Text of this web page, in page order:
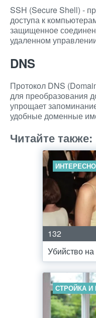
SSH (Secure Shell) -
доступа к
защищенное
удаленном
DNS
Протокол DNS
для преобразования
упрощает
удобные доменные
Читайте также:
132
Убийство на
СТРОЙКА И